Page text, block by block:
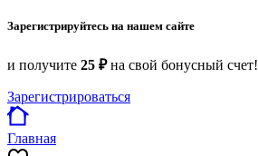
Зарегистрируйтесь на нашем сайте
и получите 25 ₽на свой бонусный счет!
Зарегистрироваться
Главная